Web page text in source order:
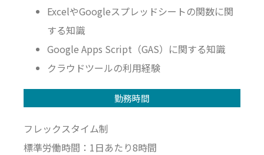
ExcelやGoogleスプレッドシートの関数に関
する知識
Google Apps Script（GAS）に関する知識
クラウドツールの利用経験
勤務時間
フレックスタイム制
標準労働時間：1日あたり8時間